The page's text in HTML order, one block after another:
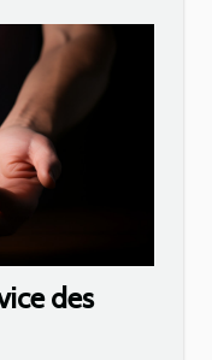
des